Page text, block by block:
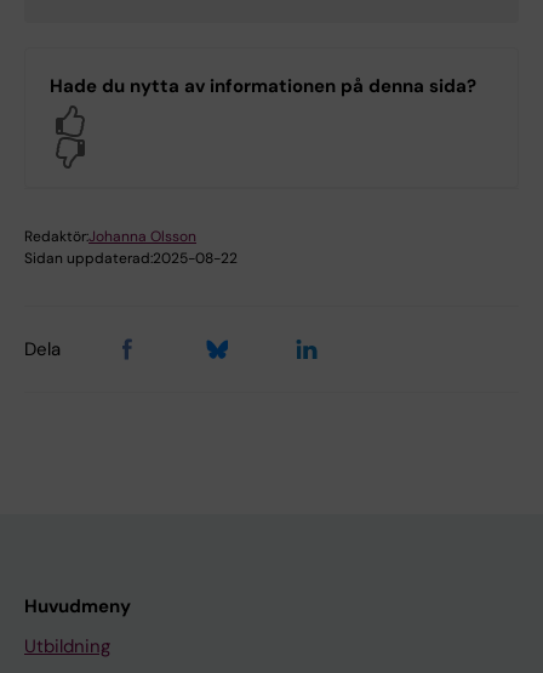
Hade du nytta av informationen på denna sida?
Redaktör:Johanna Olsson
Sidan uppdaterad:2025-08-22
Dela
Huvudmeny
Utbildning